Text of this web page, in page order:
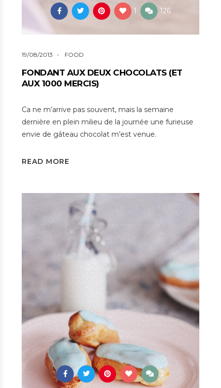
1 126
19/08/2013 FOOD
FONDANT AUX DEUX CHOCOLATS (ET
AUX 1000 MERCIS)
Ca ne m’arrive pas souvent, mais la semaine
dernière en plein milieu de la journée une furieuse
envie de gâteau chocolat m’est venue.
READ MORE
2